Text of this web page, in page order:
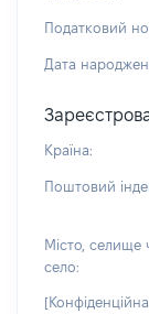
Податковий
Дата
Країна:
Поштовий
Місто, селище
село:
[Конфіденційна